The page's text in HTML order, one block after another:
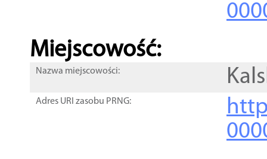
Miejscowość:
Nazwa miejscowości:
Adres URI zasobu PRNG: